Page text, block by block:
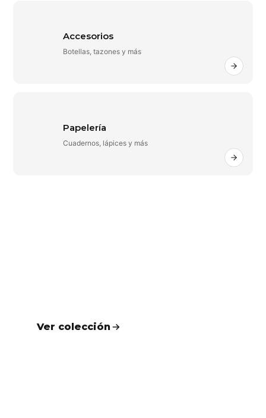
Accesorios
Botellas, tazones y más
Papelería
Cuadernos, lápices y más
Ver colección